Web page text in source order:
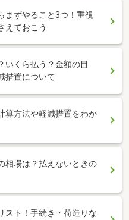
まずやること3つ！重視
えておこう
いくら払う？金額の目
措置について
算方法や軽減措置をわか
相場は？払えないときの
スト！手続き・荷造りな